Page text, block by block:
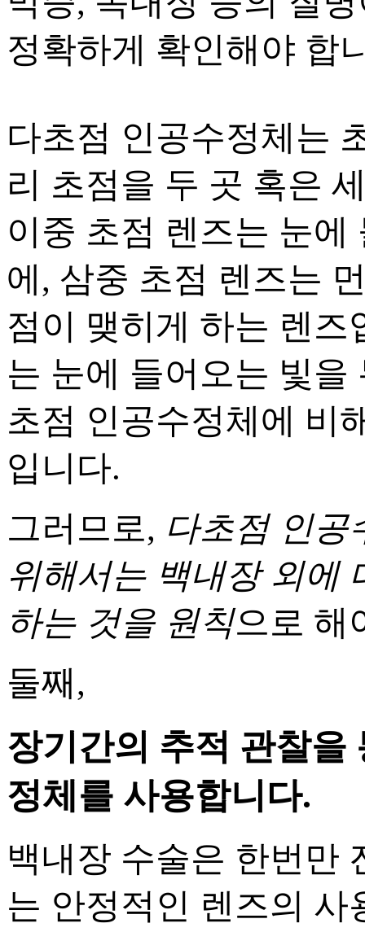
정확하게 확인해야 합
다초점 인공수정체는
리 초점을 두 곳 혹은
이중 초점 렌즈는 눈
에, 삼중 초점 렌즈는
점이 맺히게 하는 렌
는 눈에 들어오는 빛을
초점 인공수정체에 비
입니다.
그러므로, 다초점 인공
위해서는 백내장 외에
하는 것을 원칙으로 해
둘째,
장기간의 추적 관찰을
정체를 사용합니다.
백내장 수술은 한번만
는 안정적인 렌즈의